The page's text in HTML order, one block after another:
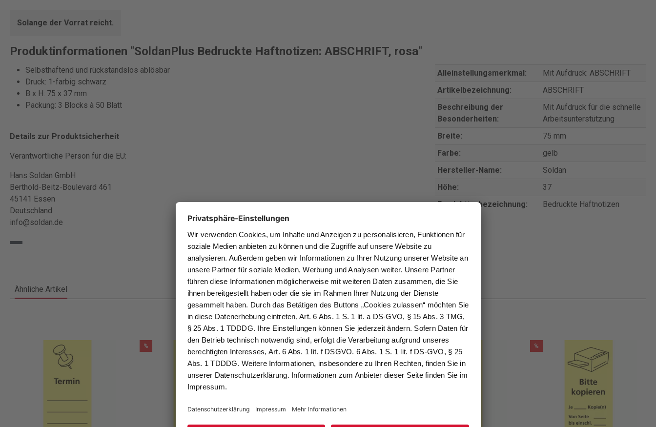
Solange der Vorrat reicht.
Produktinformationen "SoldanPlus Bedruckte Haftnotizen: ABSCHRIFT, rosa"
Selbsthaftend und rückstandslos ablösbar
Druck: 1-farbig schwarz
B x H: 75 x 37 mm
Packung: 3 Blocks à 50 Blatt
Details zur Produktsicherheit
Verantwortliche Person für die EU:
Hans Soldan GmbH
Berthold-Beitz-Boulevard 461
45141 Essen
Deutschland
info@soldan.de
Alleinstellungsmerkmal:
Mit Aufdruck: ABSCHRIFT
Artikelbezeichnung:
ABSCHRIFT
Beschreibung der
Besonderheiten:
Mit Aufdruck für die schnelle
Arbeitsunterstützung
Breite:
75 mm
Farbe:
gelb
Hersteller-Name:
Soldan
Höhe:
37
Produkttypbezeichnung:
Bedruckte Haftnotizen
Ähnliche Artikel
% % %